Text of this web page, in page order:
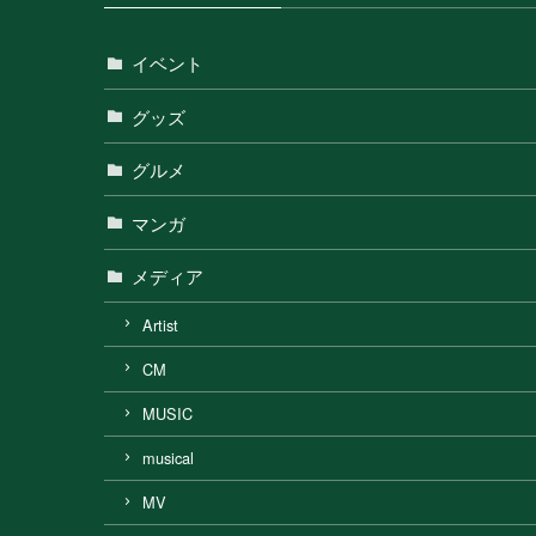
イベント
グッズ
グルメ
マンガ
メディア
Artist
CM
MUSIC
musical
MV